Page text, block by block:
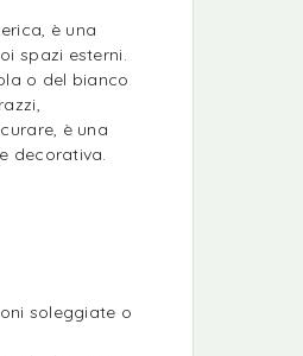
è una
spazi esterni.
o del bianco
è una
decorativa.
soleggiate o